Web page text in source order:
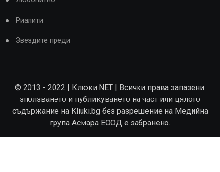
Риалити
Звездите преди
© 2013 - 2022 | Клюки.NET | Всички права запазени.
зползването и публикуването на част или цялото
съдържание на Kliuki.bg без разрешение на Медийна
група Асмара ЕООД е забранено.